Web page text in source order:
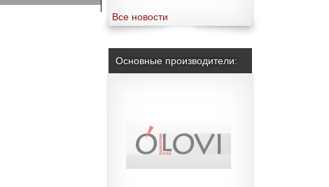
Все новости
Основные производители: